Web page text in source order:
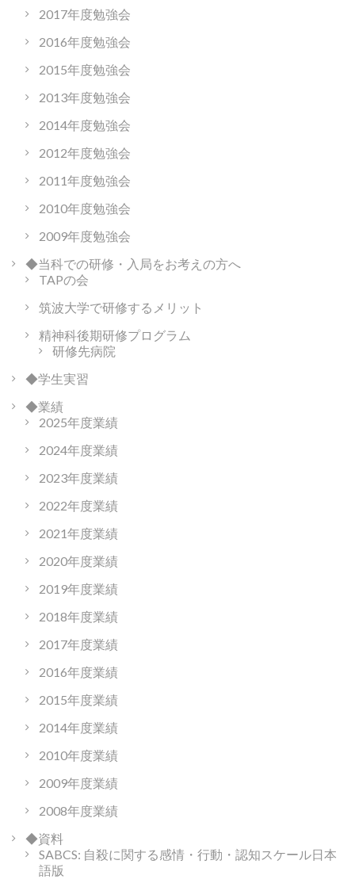
2017年度勉強会
2016年度勉強会
2015年度勉強会
2013年度勉強会
2014年度勉強会
2012年度勉強会
2011年度勉強会
2010年度勉強会
2009年度勉強会
◆当科での研修・入局をお考えの方へ
TAPの会
筑波大学で研修するメリット
精神科後期研修プログラム
研修先病院
◆学生実習
◆業績
2025年度業績
2024年度業績
2023年度業績
2022年度業績
2021年度業績
2020年度業績
2019年度業績
2018年度業績
2017年度業績
2016年度業績
2015年度業績
2014年度業績
2010年度業績
2009年度業績
2008年度業績
◆資料
SABCS: 自殺に関する感情・行動・認知スケール日本
語版